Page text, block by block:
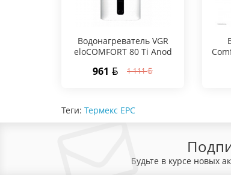
Водонагреватель VGR
eloCOMFORT 80 Ti Anod
961 1 111
Теги: Термекс ЕРС
Будьте в курсе новых